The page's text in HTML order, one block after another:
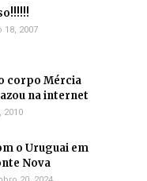
18, 2007
corpo Mércia
na internet
2010
o Uruguai em
Nova